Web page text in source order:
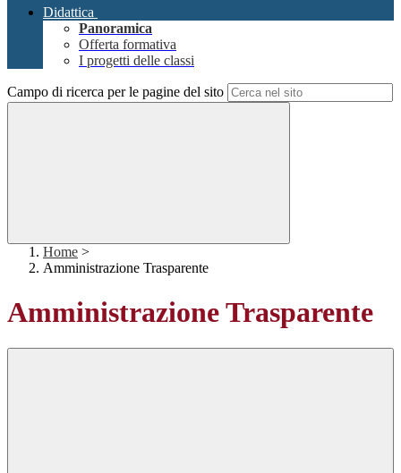
Didattica
Panoramica
Offerta formativa
I progetti delle classi
Campo di ricerca per le pagine del sito
Home >
Amministrazione Trasparente
Amministrazione Trasparente